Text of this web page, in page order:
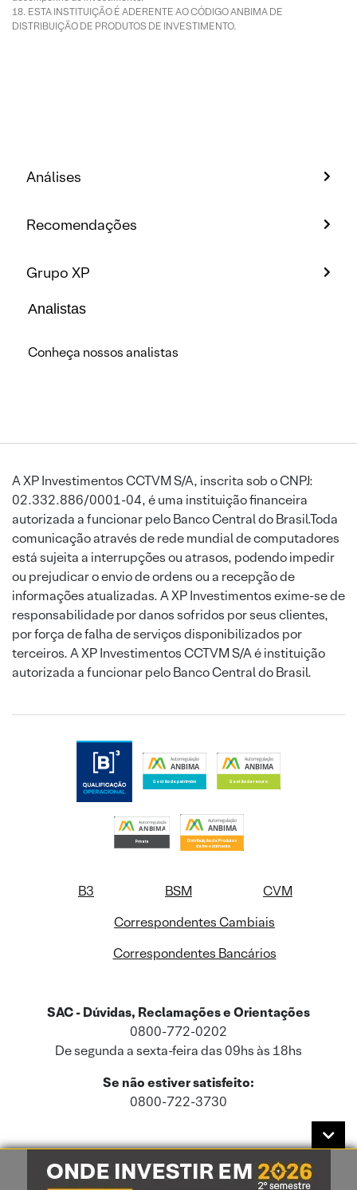
ESTA INSTITUIÇÃO É ADERENTE AO CÓDIGO ANBIMA DE
DISTRIBUIÇÃO DE PRODUTOS DE INVESTIMENTO.
Análises
Recomendações
Grupo XP
Analistas
Conheça nossos analistas
A XP Investimentos CCTVM S/A, inscrita sob o CNPJ:
02.332.886/0001-04, é uma instituição financeira
autorizada a funcionar pelo Banco Central do Brasil.Toda
comunicação através de rede mundial de computadores
está sujeita a interrupções ou atrasos, podendo impedir
ou prejudicar o envio de ordens ou a recepção de
informações atualizadas. A XP Investimentos exime-se de
responsabilidade por danos sofridos por seus clientes,
por força de falha de serviços disponibilizados por
terceiros. A XP Investimentos CCTVM S/A é instituição
autorizada a funcionar pelo Banco Central do Brasil.
B3 BSM
CVM
Correspondentes Cambiais
Correspondentes Bancários
SAC - Dúvidas, Reclamações e Orientações
0800-772-0202
De segunda a sexta-feira das 09hs às 18hs
Se não estiver satisfeito:
0800-722-3730
Este site usa cookies e dados pessoais de acordo com a nossaPolítica de
Cookies
e a nossaPolítica de Privacidade.